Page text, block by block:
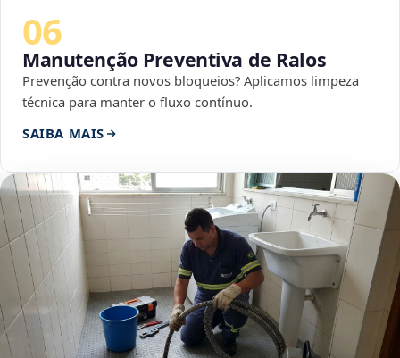
06
Manutenção Preventiva de Ralos
Prevenção contra novos bloqueios? Aplicamos limpeza
técnica para manter o fluxo contínuo.
SAIBA MAIS